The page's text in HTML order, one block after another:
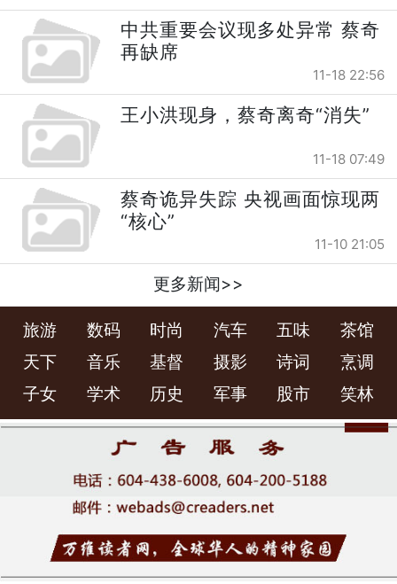
中共重要会议现多处异常 蔡奇
再缺席
11-18 22:56
王小洪现身，蔡奇离奇“消失”
11-18 07:49
蔡奇诡异失踪 央视画面惊现两
“核心”
11-10 21:05
更多新闻>>
旅游 数码 时尚 汽车 五味
茶馆
天下
音乐 基督 摄影 诗词
烹调
子女
学术 历史 军事 股市 笑林